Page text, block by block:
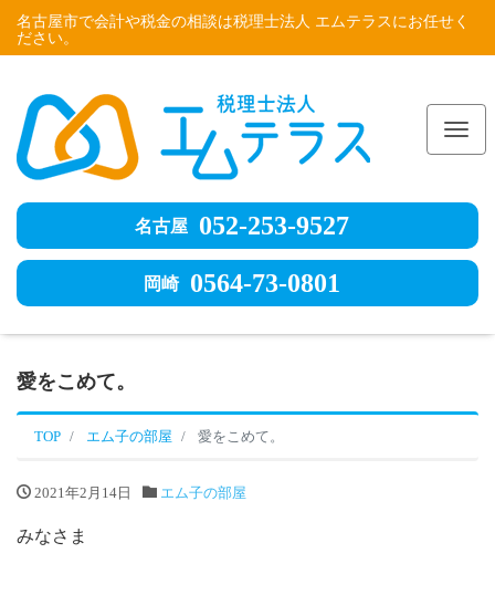
名古屋市で会計や税金の相談は税理士法人 エムテラスにお任せく
ださい。
名古屋 052-253-9527
岡崎 0564-73-0801
愛をこめて。
TOP エム子の部屋 愛をこめて。
2021年2月14日 エム子の部屋
みなさま